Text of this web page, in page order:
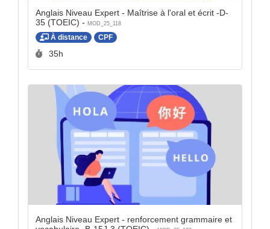
Anglais Niveau Expert - Maîtrise à l'oral et écrit -D-
35 (TOEIC) - MOD_25_118
À distance CPF
Durée :
35h
Anglais Niveau Expert - renforcement grammaire et